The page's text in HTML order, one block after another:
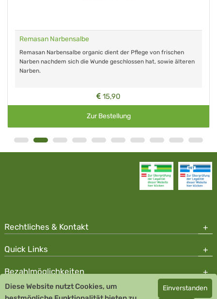
Remasan Narbensalbe
Remasan Narbensalbe organic dient der Pflege von frischen
Narben nachdem sich die Wunde geschlossen hat, sowie älteren
Narben.
15,90
Zur Bestellung
Rechtliches & Kontakt
Quick Links
Bezahlmöglichkeiten
Copyright © 2026 Team Santé Salvator Apotheke - GDP zertifiziert
Diese Website nutzt Cookies, um
Einverstanden